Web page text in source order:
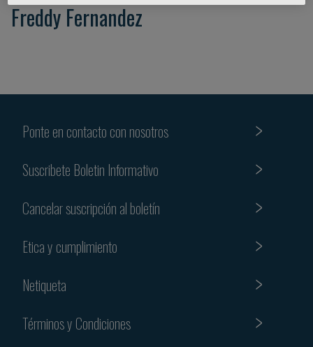
Freddy Fernandez
Ponte en contacto con nosotros
Suscribete Boletin Informativo
Cancelar suscripción al boletín
Etica y cumplimiento
Netiqueta
Términos y Condiciones